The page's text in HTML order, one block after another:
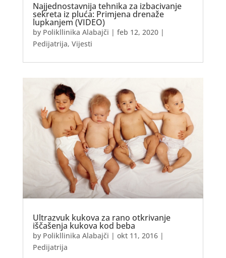
Najjednostavnija tehnika za izbacivanje
sekreta iz pluća: Primjena drenaže
lupkanjem (VIDEO)
by Polikllinika Alabajči | feb 12, 2020|
Pedijatrija, Vijesti
Ultrazvuk kukova za rano otkrivanje
iščašenja kukova kod beba
by Polikllinika Alabajči | okt 11, 2016|
Pedijatrija